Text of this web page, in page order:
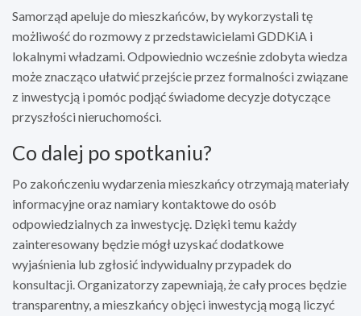
Samorząd apeluje do mieszkańców, by wykorzystali tę
możliwość do rozmowy z przedstawicielami GDDKiA i
lokalnymi władzami. Odpowiednio wcześnie zdobyta wiedza
może znacząco ułatwić przejście przez formalności związane
z inwestycją i pomóc podjąć świadome decyzje dotyczące
przyszłości nieruchomości.
Co dalej po spotkaniu?
Po zakończeniu wydarzenia mieszkańcy otrzymają materiały
informacyjne oraz namiary kontaktowe do osób
odpowiedzialnych za inwestycję. Dzięki temu każdy
zainteresowany będzie mógł uzyskać dodatkowe
wyjaśnienia lub zgłosić indywidualny przypadek do
konsultacji. Organizatorzy zapewniają, że cały proces będzie
transparentny, a mieszkańcy objęci inwestycją mogą liczyć